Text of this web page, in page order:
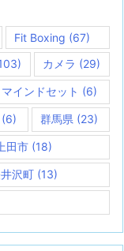
Fit Boxing (67)
カメラ (29)
マインドセット (6)
群馬県 (23)
田市(18)
沢町 (13)